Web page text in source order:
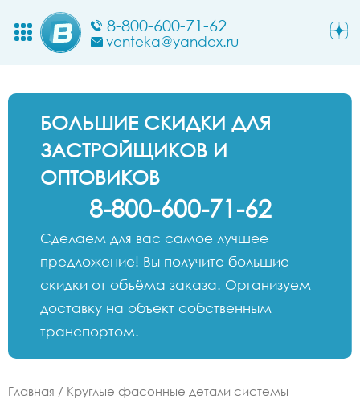
8-800-600-71-62
venteka@yandex.ru
БОЛЬШИЕ СКИДКИ ДЛЯ
ЗАСТРОЙЩИКОВ И
ОПТОВИКОВ
8-800-600-71-62
Сделаем для вас самое лучшее
предложение! Вы получите большие
скидки от объёма заказа. Организуем
доставку на объект собственным
транспортом.
Главная / Круглые фасонные детали системы